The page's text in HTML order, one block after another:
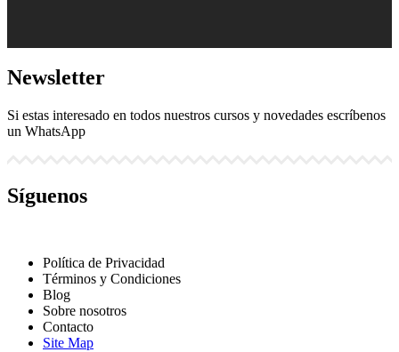
Cargar más
Newsletter
Si estas interesado en todos nuestros cursos y novedades escríbenos
un WhatsApp
Síguenos
Política de Privacidad
Términos y Condiciones
Blog
Sobre nosotros
Contacto
Site Map